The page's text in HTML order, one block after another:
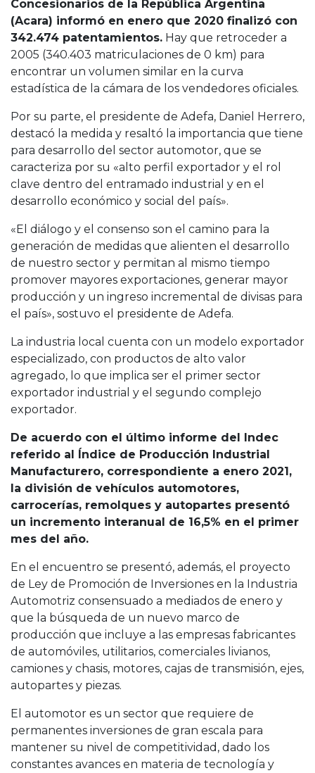
Concesionarios de la República Argentina
(Acara) informó en enero que 2020 finalizó con
342.474 patentamientos. Hay que retroceder a
2005 (340.403 matriculaciones de 0 km) para
encontrar un volumen similar en la curva
estadística de la cámara de los vendedores oficiales.
Por su parte, el presidente de Adefa, Daniel Herrero,
destacó la medida y resaltó la importancia que tiene
para desarrollo del sector automotor, que se
caracteriza por su «alto perfil exportador y el rol
clave dentro del entramado industrial y en el
desarrollo económico y social del país».
«El diálogo y el consenso son el camino para la
generación de medidas que alienten el desarrollo
de nuestro sector y permitan al mismo tiempo
promover mayores exportaciones, generar mayor
producción y un ingreso incremental de divisas para
el país», sostuvo el presidente de Adefa.
La industria local cuenta con un modelo exportador
especializado, con productos de alto valor
agregado, lo que implica ser el primer sector
exportador industrial y el segundo complejo
exportador.
De acuerdo con el último informe del Indec
referido al Índice de Producción Industrial
Manufacturero, correspondiente a enero 2021,
la división de vehículos automotores,
carrocerías, remolques y autopartes presentó
un incremento interanual de 16,5% en el primer
mes del año.
En el encuentro se presentó, además, el proyecto
de Ley de Promoción de Inversiones en la Industria
Automotriz consensuado a mediados de enero y
que la búsqueda de un nuevo marco de
producción que incluye a las empresas fabricantes
de automóviles, utilitarios, comerciales livianos,
camiones y chasis, motores, cajas de transmisión, ejes,
autopartes y piezas.
El automotor es un sector que requiere de
permanentes inversiones de gran escala para
mantener su nivel de competitividad, dado los
constantes avances en materia de tecnología y